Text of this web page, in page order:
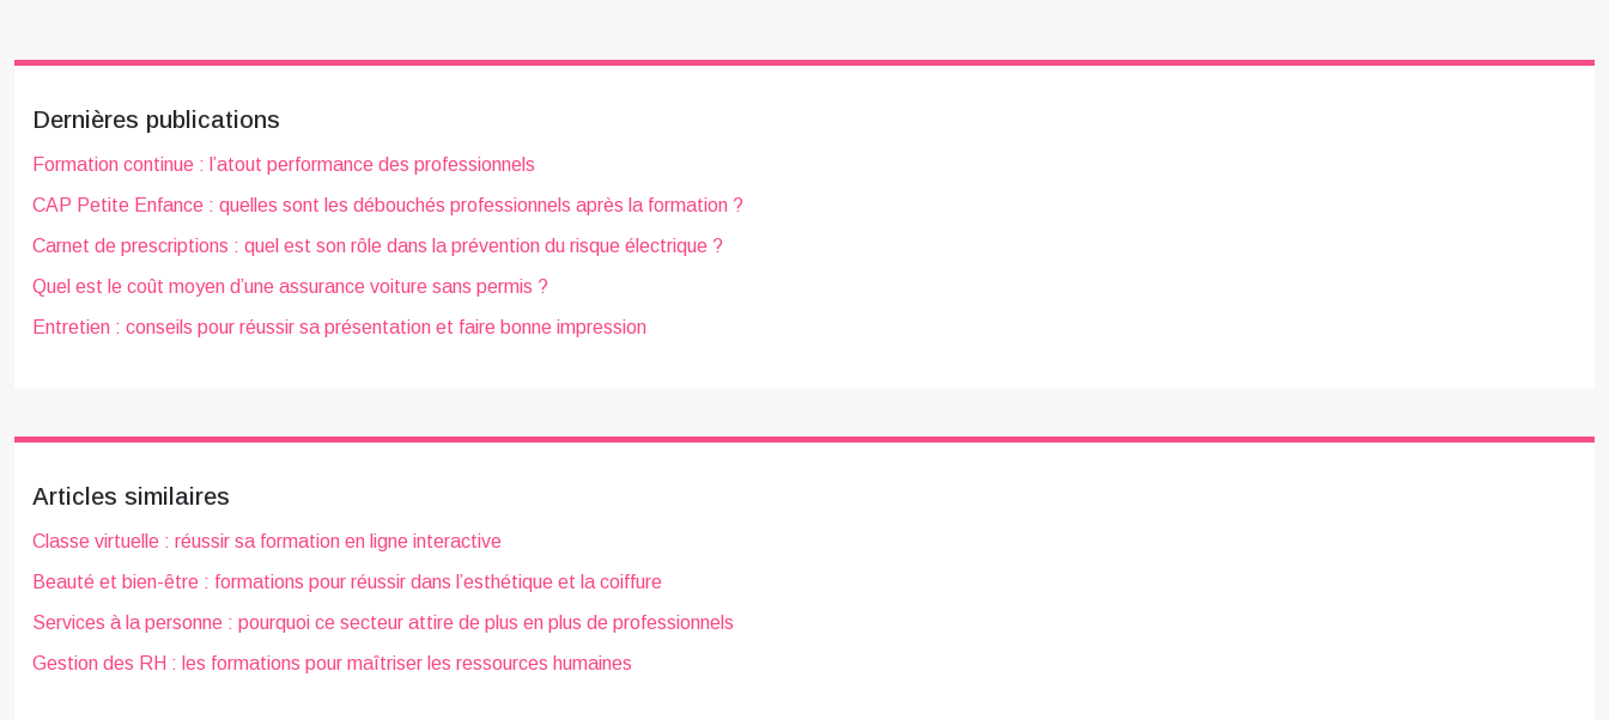
Dernières publications
Formation continue : l’atout performance des professionnels
CAP Petite Enfance : quelles sont les débouchés professionnels après la formation ?
Carnet de prescriptions : quel est son rôle dans la prévention du risque électrique ?
Quel est le coût moyen d’une assurance voiture sans permis ?
Entretien : conseils pour réussir sa présentation et faire bonne impression
Articles similaires
Classe virtuelle : réussir sa formation en ligne interactive
Beauté et bien-être : formations pour réussir dans l’esthétique et la coiffure
Services à la personne : pourquoi ce secteur attire de plus en plus de professionnels
Gestion des RH : les formations pour maîtriser les ressources humaines